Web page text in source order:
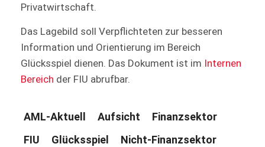
Privatwirtschaft.
Das Lagebild soll Verpflichteten zur besseren
Information und Orientierung im Bereich
Glücksspiel dienen. Das Dokument ist im Internen
Bereich der FIU abrufbar.
AML-Aktuell Aufsicht
Finanzsektor
FIU
Glücksspiel
Nicht-Finanzsektor